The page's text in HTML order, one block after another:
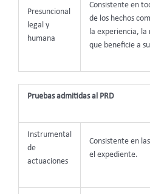
Presuncional
legal y
humana
Consistente en
de los hechos
la experiencia, la
que beneficie a
Pruebas admitidas al PRD
Instrumental
de
actuaciones
Consistente en
el expediente.